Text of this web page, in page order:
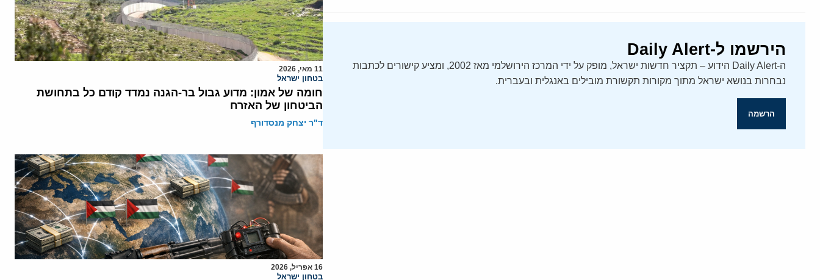
הירשמו ל-Daily Alert
ה-Daily Alert הידוע – תקציר חדשות ישראל, מופק על ידי המרכז הירושלמי מאז 2002, ומציע קישורים לכתבות
נבחרות בנושא ישראל מתוך מקורות תקשורת מובילים באנגלית ובעברית.
הרשמה
11 מאי, 2026
בטחון ישראל
חומה של אמון: מדוע גבול בר-הגנה נמדד קודם כל בתחושת
הביטחון של האזרח
ד"ר יצחק מנסדורף
16 אפריל, 2026
בטחון ישראל